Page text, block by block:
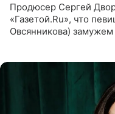
Продюсер Сергей
«Газетой.Ru», что
Овсянникова)